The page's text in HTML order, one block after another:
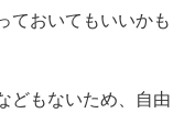
ておいてもいいかも
どもないため、自由